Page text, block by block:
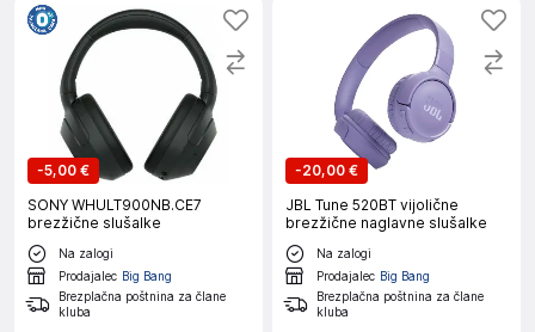
-5,00 €
SONY WHULT900NB.CE7
brezžične slušalke
Na zalogi
Prodajalec Big Bang
Brezplačna poštnina za člane
kluba
-20,00 €
JBL Tune 520BT vijolične
brezžične naglavne slušalke
Na zalogi
Prodajalec Big Bang
Brezplačna poštnina za člane
kluba